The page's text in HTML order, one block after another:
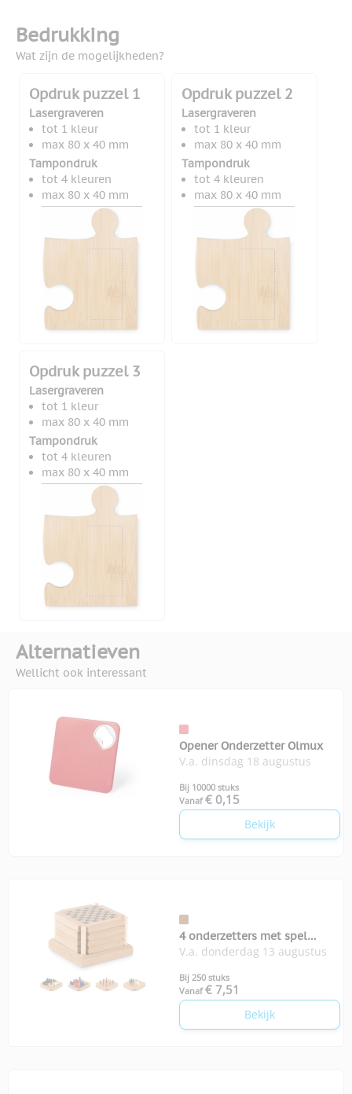
Bedrukking
Wat zijn de mogelijkheden?
Opdruk puzzel 1
Lasergraveren
tot 1 kleur
max 80 x 40 mm
Tampondruk
tot 4 kleuren
max 80 x 40 mm
Opdruk puzzel 2
Lasergraveren
tot 1 kleur
max 80 x 40 mm
Tampondruk
tot 4 kleuren
max 80 x 40 mm
Opdruk puzzel 3
Lasergraveren
tot 1 kleur
max 80 x 40 mm
Tampondruk
tot 4 kleuren
max 80 x 40 mm
Alternatieven
Wellicht ook interessant
Opener Onderzetter Olmux
V.a. dinsdag 18 augustus
Bij 10000 stuks
Vanaf € 0,15
Bekijk
4 onderzetters met spel
Coastgame
V.a. donderdag 13 augustus
Bij 250 stuks
Vanaf € 7,51
Bekijk